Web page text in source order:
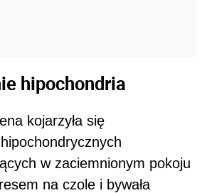
hipochondria
kojarzyła się
w zaciemnionym pokoju
na czole i bywała